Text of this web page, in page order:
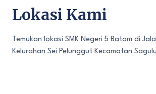
Lokasi Kami
Temukan lokasi SMK Negeri 5 Batam di
Kelurahan Sei Pelunggut Kecamatan